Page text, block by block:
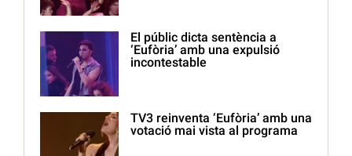
El públic dicta sentència a
‘Eufòria’ amb una expulsió
incontestable
TV3 reinventa ‘Eufòria’ amb una
votació mai vista al programa